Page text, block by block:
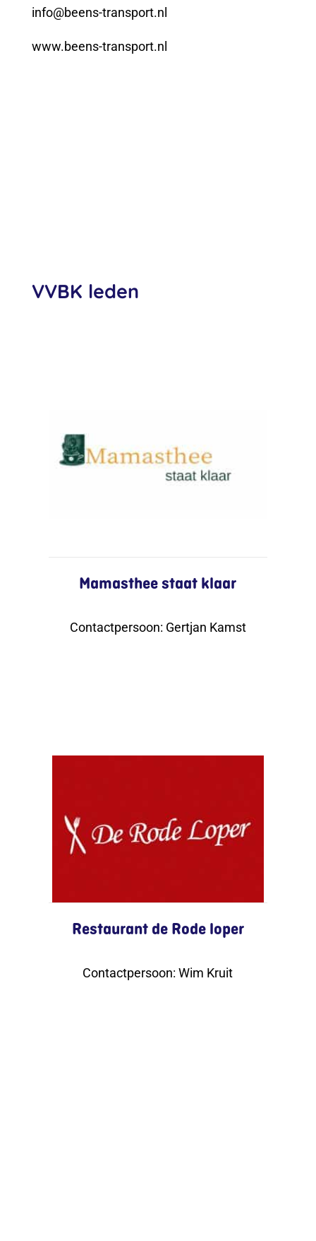
info@beens-transport.nl
www.beens-transport.nl
VVBK leden
Mamasthee staat klaar
Contactpersoon: Gertjan Kamst
Restaurant de Rode loper
Contactpersoon:Wim Kruit